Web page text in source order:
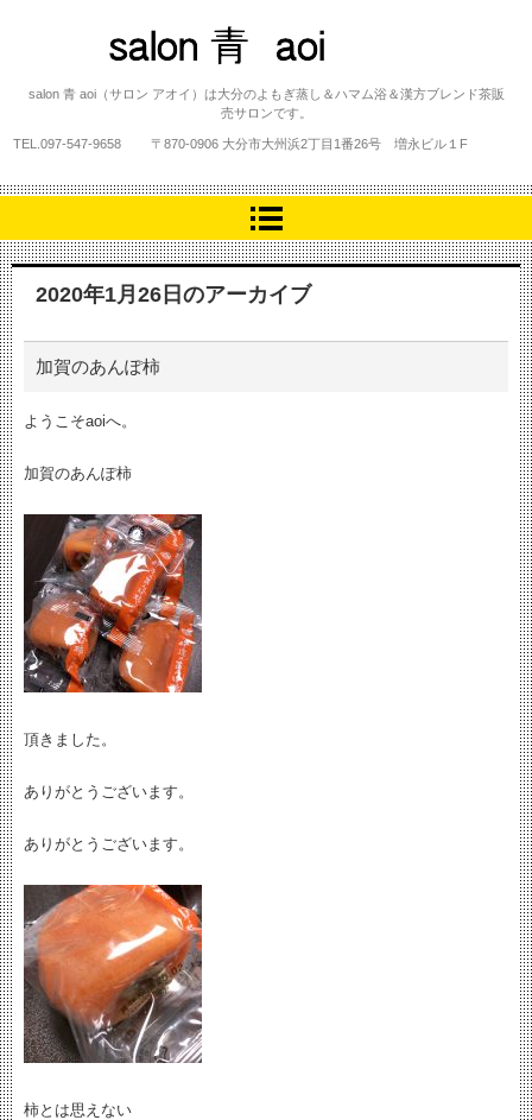
salon 青 aoi
salon 青 aoi（サロン アオイ）は大分のよもぎ蒸し＆ハマム浴＆漢方ブレンド茶販
売サロンです。
TEL. 097-547-9658 〒870-0906 大分市大州浜2丁目1番26号 増永ビル１F
2020年1月26日 のアーカイブ
加賀のあんぽ柿
ようこそaoiへ。
加賀のあんぽ柿
頂きました。
ありがとうございます。
ありがとうございます。
柿とは思えない